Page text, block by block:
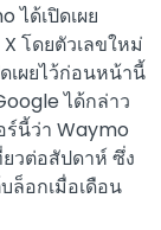
ได้เปิดเผย
โดยตัวเลขใหม่
เผยไว้ก่อนหน้านี้
ได้กล่าว
ร์นี้ว่า Waymo
วต่อสัปดาห์ ซึ่ง
ล็อกเมื่อเดือน